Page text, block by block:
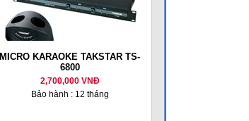
MICRO KARAOKE TAKSTAR TS-
6800
2,700,000 VNĐ
Bảo hành : 12 tháng